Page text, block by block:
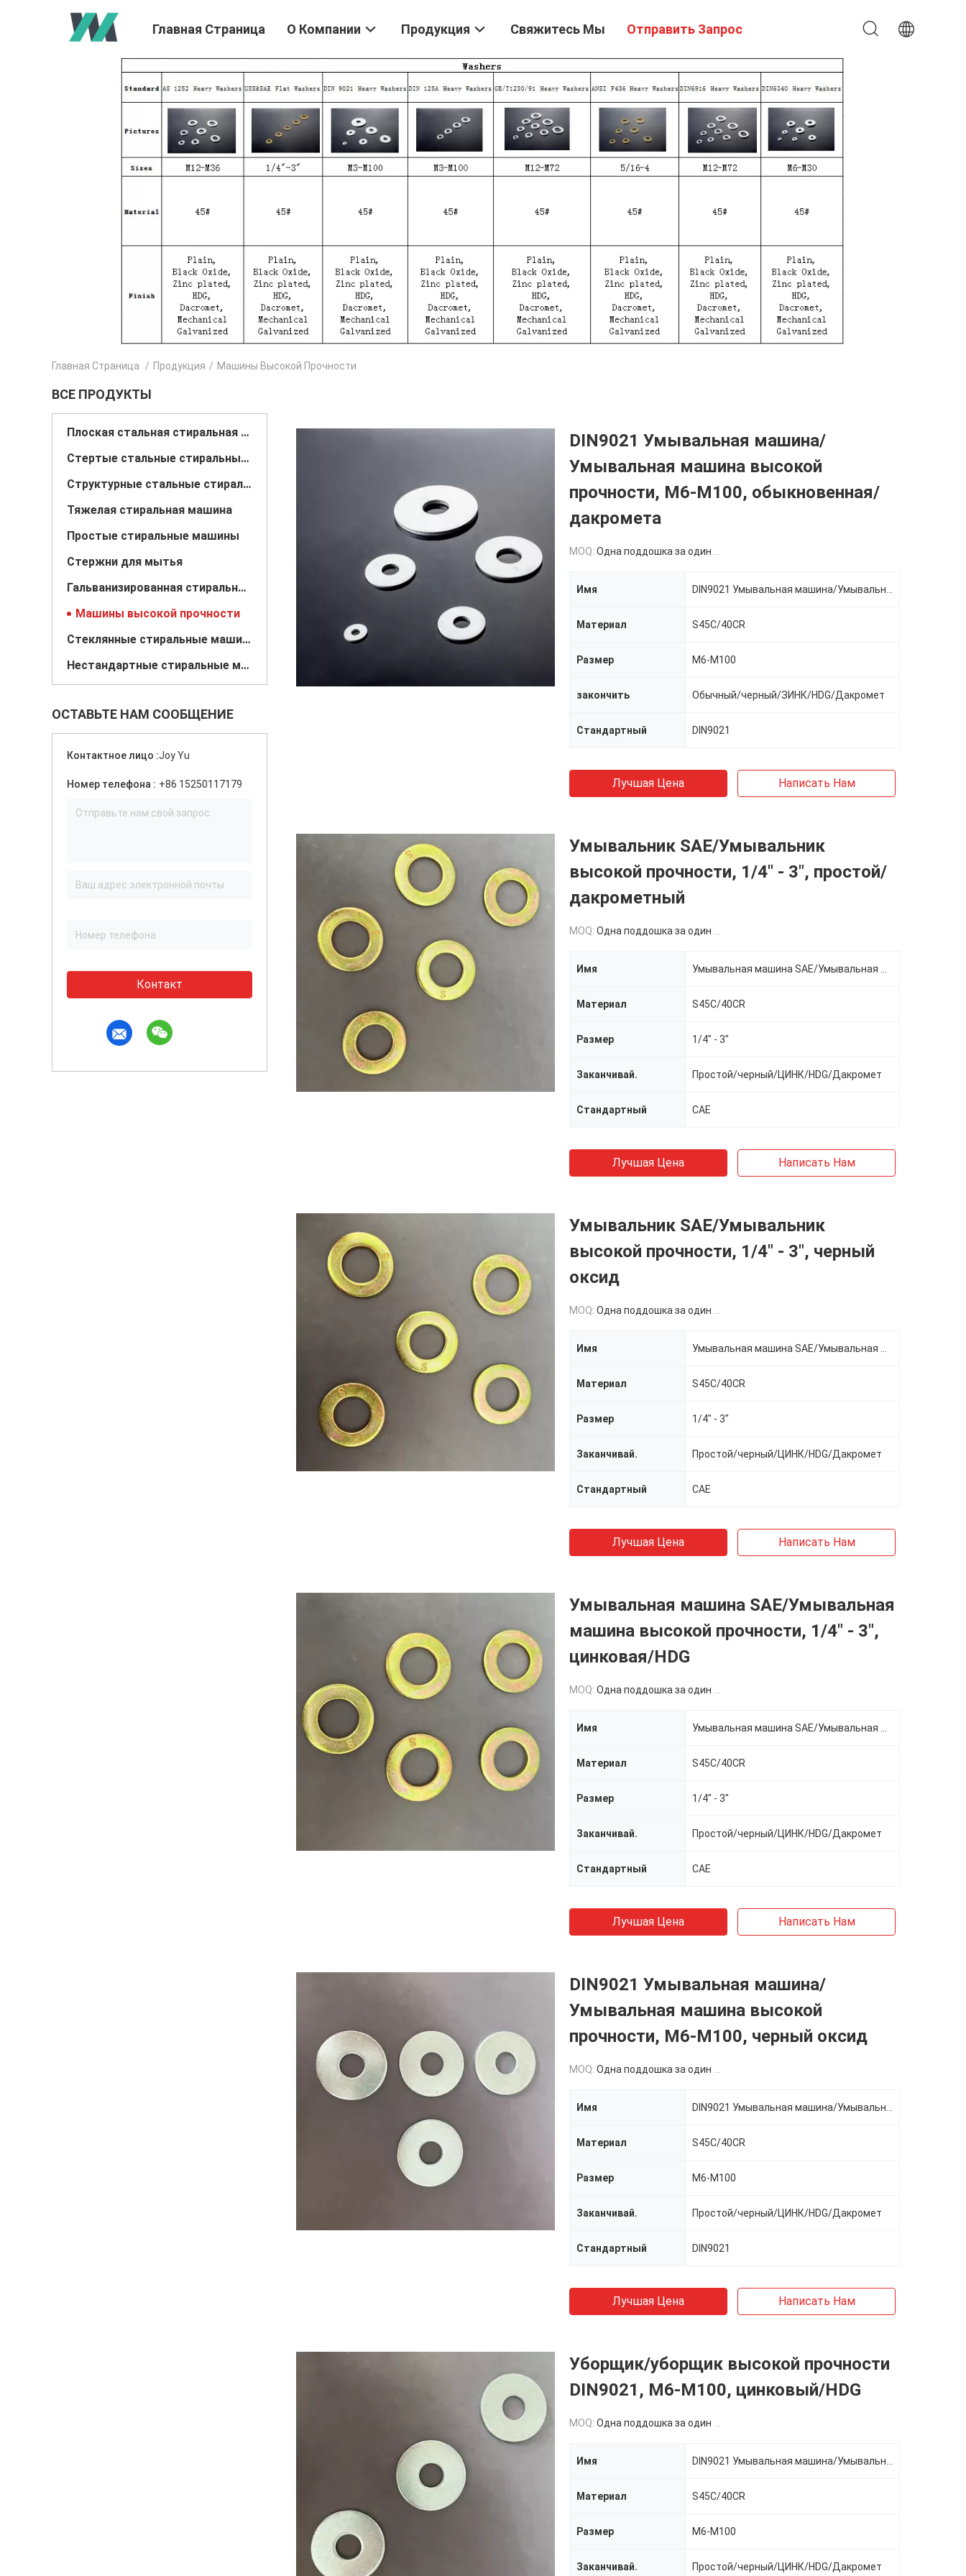
Главная Страница О Компании Продукция Свяжитесь Мы Отправить Запрос
Главная Страница / Продукция / Машины Высокой Прочности
ВСЕ ПРОДУКТЫ
Плоская стальная стиральная машина
Стертые стальные стиральные машины
Структурные стальные стиральные машины
Тяжелая стиральная машина
Простые стиральные машины
Стержни для мытья
Гальванизированная стиральная машина
Машины высокой прочности
Стеклянные стиральные машины
Нестандартные стиральные машины
ОСТАВЬТЕ НАМ СООБЩЕНИЕ
Контактное лицо :Joy Yu
Номер телефона : +86 15250117179
Контакт
DIN9021 Умывальная машина/
Умывальная машина высокой
прочности, M6-M100, обыкновенная/
дакромета
MOQ: Одна поддошка за один размер
Имя
Материал S45C/40CR
Размер M6-M100
закончить Обычный/черный/ЗИНК/HDG/Дакромет
Стандартный DIN9021
Лучшая Цена Написать Нам
Умывальник SAE/Умывальник
высокой прочности, 1/4" - 3", простой/
дакрометный
MOQ: Одна поддошка за один размер
Имя
Материал S45C/40CR
Размер 1/4" - 3"
Заканчивай. Простой/черный/ЦИНК/HDG/Дакромет
Стандартный САЕ
Лучшая Цена Написать Нам
Умывальник SAE/Умывальник
высокой прочности, 1/4" - 3", черный
оксид
MOQ: Одна поддошка за один размер
Имя
Материал S45C/40CR
Размер 1/4" - 3"
Заканчивай. Простой/черный/ЦИНК/HDG/Дакромет
Стандартный САЕ
Лучшая Цена Написать Нам
Умывальная машина SAE/Умывальная
машина высокой прочности, 1/4" - 3",
цинковая/HDG
MOQ: Одна поддошка за один размер
Имя
Материал S45C/40CR
Размер 1/4" - 3"
Заканчивай. Простой/черный/ЦИНК/HDG/Дакромет
Стандартный САЕ
Лучшая Цена Написать Нам
DIN9021 Умывальная машина/
Умывальная машина высокой
прочности, M6-M100, черный оксид
MOQ: Одна поддошка за один размер
Имя
Материал S45C/40CR
Размер M6-M100
Заканчивай. Простой/черный/ЦИНК/HDG/Дакромет
Стандартный DIN9021
Лучшая Цена Написать Нам
Уборщик/уборщик высокой прочности
DIN9021, M6-M100, цинковый/HDG
MOQ: Одна поддошка за один размер
Имя
Материал S45C/40CR
Размер M6-M100
Заканчивай. Простой/черный/ЦИНК/HDG/Дакромет